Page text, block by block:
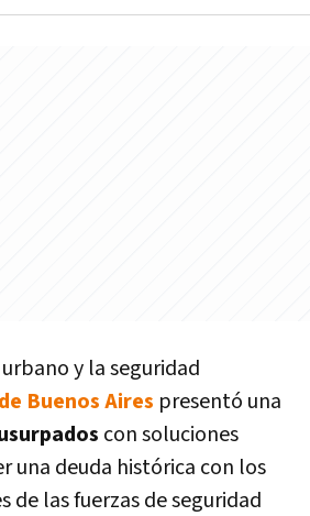
y la seguridad
Buenos Aires presentó una
con soluciones
una deuda histórica con los
las fuerzas de seguridad